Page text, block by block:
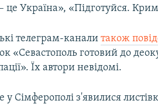
це Україна», «Підготуйся.
телеграм-каналитакож
«Севастополь готовий до
Їх автори невідомі.
у Сімферополі з'явилися